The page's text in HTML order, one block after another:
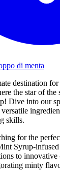
di menta
destination
the star of the
Dive into our
skills.
for the
Syrup-infused
to
minty